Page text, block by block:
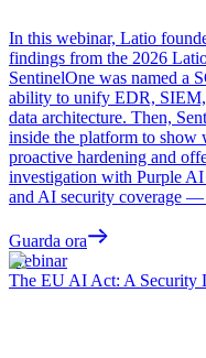
In this webinar, Latio
findings from the 2026
SentinelOne was named a
ability to unify EDR,
data architecture. Then,
inside the platform to show
proactive hardening and
investigation with Purple AI
and AI security coverage —
Guarda ora
Webinar
The EU AI Act: A Security